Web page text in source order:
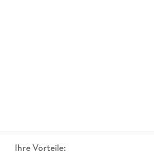
Ihre Vorteile: